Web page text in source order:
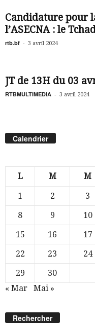
Candidature pour
l’ASECNA : le
rtb.bf - 3 avril 2024
JT de 13H du 03
RTBMULTIMEDIA - 3 avril 2024
Calendrier
L M M
1 2 3
8
9 10
15
16 17
22
23 24
29
30
« Mar
Mai »
Rechercher